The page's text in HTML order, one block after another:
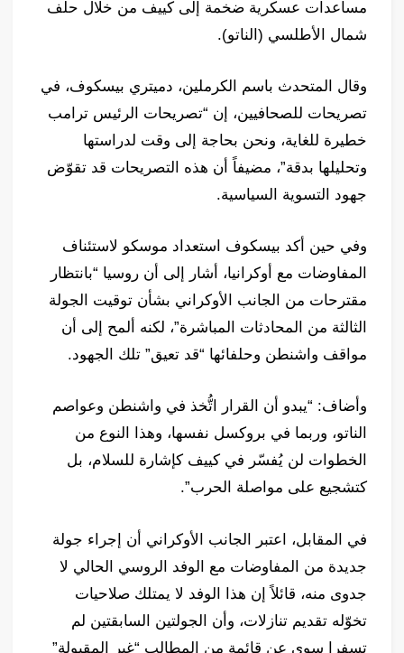
مساعدات عسكرية ضخمة إلى كييف من خلال حلف
شمال الأطلسي (الناتو).
وقال المتحدث باسم الكرملين، دميتري بيسكوف، في
تصريحات للصحافيين، إن “تصريحات الرئيس ترامب
خطيرة للغاية، ونحن بحاجة إلى وقت لدراستها
وتحليلها بدقة”، مضيفاً أن هذه التصريحات قد تقوّض
جهود التسوية السياسية.
وفي حين أكد بيسكوف استعداد موسكو لاستئناف
المفاوضات مع أوكرانيا، أشار إلى أن روسيا “بانتظار
مقترحات من الجانب الأوكراني بشأن توقيت الجولة
الثالثة من المحادثات المباشرة”، لكنه ألمح إلى أن
مواقف واشنطن وحلفائها “قد تعيق” تلك الجهود.
وأضاف: “يبدو أن القرار اتُّخذ في واشنطن وعواصم
الناتو، وربما في بروكسل نفسها، وهذا النوع من
الخطوات لن يُفسّر في كييف كإشارة للسلام، بل
كتشجيع على مواصلة الحرب”.
في المقابل، اعتبر الجانب الأوكراني أن إجراء جولة
جديدة من المفاوضات مع الوفد الروسي الحالي لا
جدوى منه، قائلاً إن هذا الوفد لا يمتلك صلاحيات
تخوّله تقديم تنازلات، وأن الجولتين السابقتين لم
تسفرا سوى عن قائمة من المطالب “غير المقبولة”